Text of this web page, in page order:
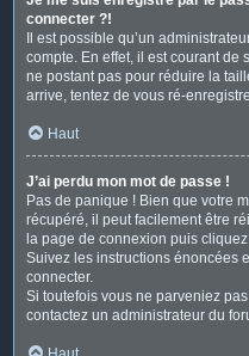
connecter ?!
Il est possible qu’un
compte. En effet, il est courant
ne postant pas pour réduire la
arrive, tentez de vous ré-
Haut
J’ai perdu mon mot de passe !
Pas de panique ! Bien que votre
récupéré, il peut facilement être
la page de connexion puis
Suivez les instructions énoncées
connecter.
Si toutefois vous ne parveniez
contactez un administrateur du